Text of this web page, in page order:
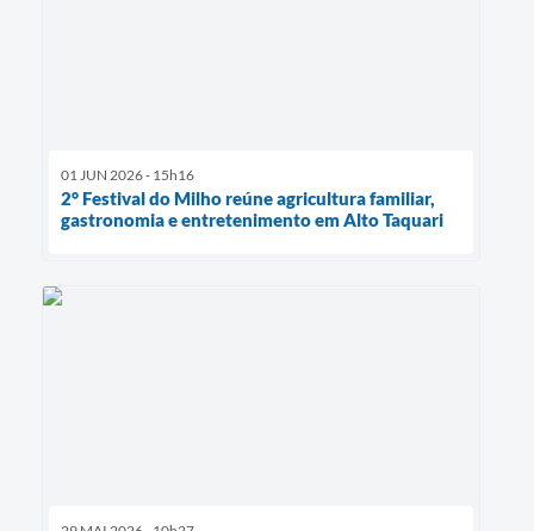
01 JUN 2026 - 15h16
2° Festival do Milho reúne agricultura familiar,
gastronomia e entretenimento em Alto Taquari